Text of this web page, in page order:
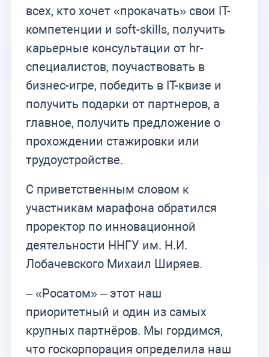
всех, кто хочет «прокачать» свои IT-
компетенции и soft-skills, получить
карьерные консультации от hr-
специалистов, поучаствовать в
бизнес-игре, победить в IT-квизе и
получить подарки от партнеров, а
главное, получить предложение о
прохождении стажировки или
трудоустройстве.
С приветственным словом к
участникам марафона обратился
проректор по инновационной
деятельности ННГУ им. Н.И.
Лобачевского Михаил Ширяев.
– «Росатом» – этот наш
приоритетный и один из самых
крупных партнёров. Мы гордимся,
что госкорпорация определила наш